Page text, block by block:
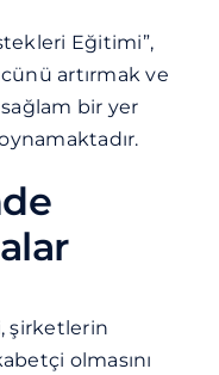
Eğitimi”,
artırmak ve
sağlam bir yer
şirketlerin
olmasını